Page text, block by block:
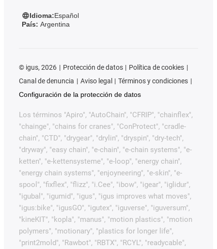
Idioma:Español
País: Argentina
© igus, 2026 Protección de datos
Política de cookies
Canal de denuncia
Aviso legal
Términos y condiciones
Configuración de la protección de datos
Los términos "Apiro", "AutoChain", "CFRIP", "chainflex",
"chainge", "chains for cranes", "ConProtect", "cradle-
chain", "CTD", "drygear", "drylin", "dryspin", "dry-tech",
"dryway", "easy chain", "e-chain", "e-chain systems", "e-
ketten", "e-kettensysteme", "e-loop", "energy chain",
"energy chain systems", "enjoyneering", "e-skin", "e-
spool", "fixflex", "flizz", "i.Cee", "ibow", "igear", "iglidur",
"igubal", "igumid", "igus", "igus improves what moves",
"igus:bike", "igusGO", "igutex", "iguverse", "iguversum",
"kineKIT", "kopla", "manus", "motion plastics", "motion
polymers", "motionary", "plastics for longer life",
"print2mold", "Rawbot", "RBTX", "RCYL", "readycable",